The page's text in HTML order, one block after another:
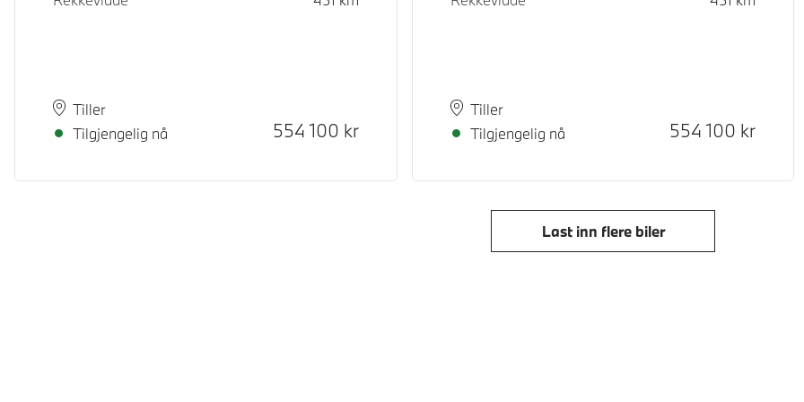
PlassTiller
Leveringstid
Tilgjengelig nå
Kontantpris
554 100 kr
PlassTiller
Leveringstid
Tilgjengelig nå
Kontantpris
554 100 kr
Last inn flere biler